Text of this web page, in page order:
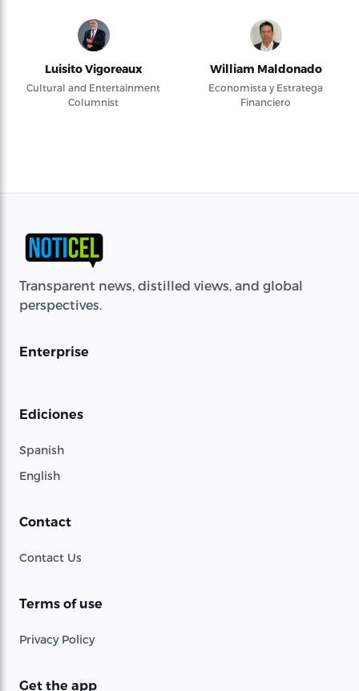
Luisito Vigoreaux
Cultural and Entertainment
Columnist
William Maldonado
Economista y Estratega
Financiero
Transparent news, distilled views, and global
perspectives.
Enterprise
Ediciones
Spanish
English
Contact
Contact Us
Terms of use
Privacy Policy
Get the app